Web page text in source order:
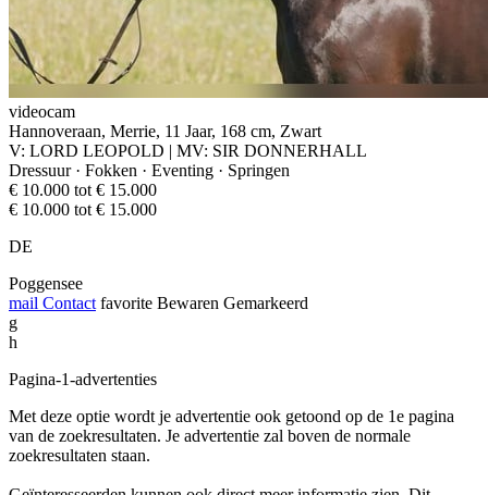
videocam
Hannoveraan, Merrie, 11 Jaar, 168 cm, Zwart
V: LORD LEOPOLD | MV: SIR DONNERHALL
Dressuur · Fokken · Eventing · Springen
€ 10.000 tot € 15.000
€ 10.000 tot € 15.000
DE
Poggensee
mail Contact favorite Bewaren Gemarkeerd
g
h
Pagina-1-advertenties
Met deze optie wordt je advertentie ook getoond op de 1e pagina
van de zoekresultaten. Je advertentie zal boven de normale
zoekresultaten staan.